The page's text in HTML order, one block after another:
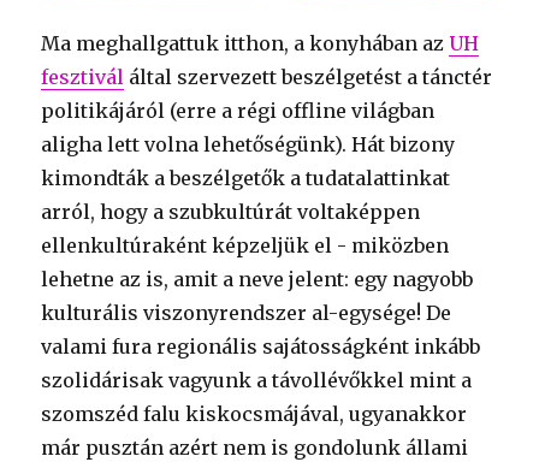
Ma meghallgattuk itthon, a konyhában azUH
fesztivál által szervezett beszélgetést a tánctér
politikájáról (erre a régi offline világban
aligha lett volna lehetőségünk). Hát bizony
kimondták a beszélgetők a tudatalattinkat
arról, hogy a szubkultúrát voltaképpen
ellenkultúraként képzeljük el - miközben
lehetne az is, amit a neve jelent: egy nagyobb
kulturális viszonyrendszer al-egysége! De
valami fura regionális sajátosságként inkább
szolidárisak vagyunk a távollévőkkel mint a
szomszéd falu kiskocsmájával, ugyanakkor
már pusztán azért nem is gondolunk állami